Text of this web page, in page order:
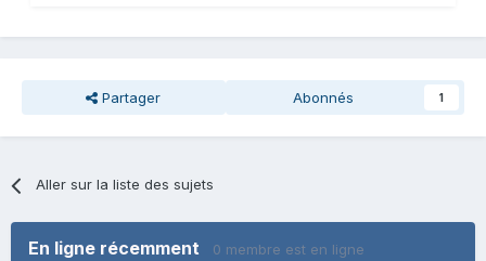
Partager Abonnés 1
Aller sur la liste des sujets
En ligne récemment 0 membre est en ligne